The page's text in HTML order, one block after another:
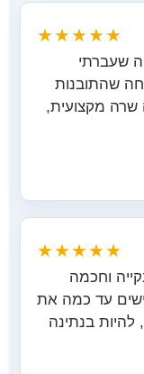
★★★★★
שעברתי
שהתובנות
שרה מקצועית,
★★★★★
וחכמה
עד כמה את
להיות בנתינה